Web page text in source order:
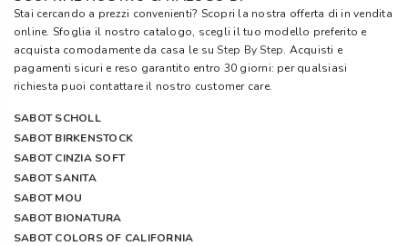
Stai cercando a prezzi convenienti? Scopri la nostra offerta di in vendita
online. Sfoglia il nostro catalogo, scegli il tuo modello preferito e
acquista comodamente da casa le suStep By Step. Acquisti e
pagamenti sicuri e reso garantito entro 30 giorni: per qualsiasi
richiesta puoi contattare il nostro customer care.
SABOT SCHOLL
SABOT BIRKENSTOCK
SABOT CINZIA SOFT
SABOT SANITA
SABOT MOU
SABOT BIONATURA
SABOT COLORS OF CALIFORNIA